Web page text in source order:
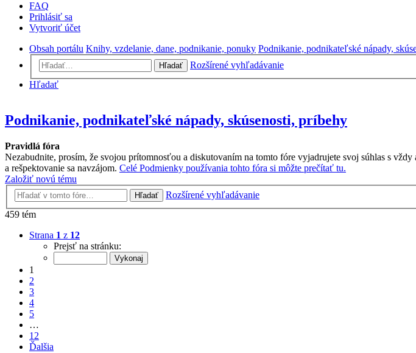
FAQ
Prihlásiť sa
Vytvoriť účet
Obsah portálu Knihy, vzdelanie, dane, podnikanie, ponuky Podnikanie, podnikateľské nápady,
Hľadať
Rozšírené vyhľadávanie
Hľadať
Podnikanie, podnikateľské nápady, skúsenosti, príbehy
Pravidlá fóra
Nezabudnite, prosím, že svojou prítomnosťou a diskutovaním na tomto fóre vyjadrujete svoj súhlas s
a rešpektovanie sa navzájom. Celé Podmienky používania tohto fóra si môžte prečítať tu.
Založiť novú tému
Hľadať
Rozšírené vyhľadávanie
459 tém
Strana 1 z 12
Prejsť na stránku:
1
2
3
4
5
…
12
Ďalšia